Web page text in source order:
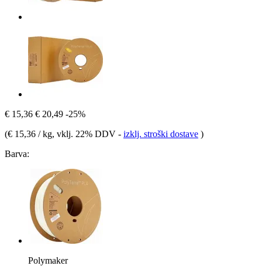
€ 15,36 € 20,49 -25%
(€ 15,36 / kg, vklj. 22% DDV - izklj. stroški dostave )
Barva:
Polymaker